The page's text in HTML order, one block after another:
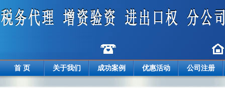
首 页 关于我们 成功案例 优惠活动 公司注册